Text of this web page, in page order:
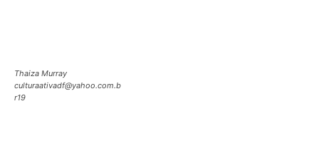
Thaiza Murray
culturaativadf@yahoo.com.b
r19